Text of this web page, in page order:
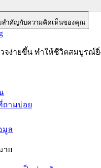
สำคัญกับความคิดเห็นของคุณ
จง่ายขึ้น ทําให้ชีวิตสมบูรณ์
ถามบ่อย
มูล
าย